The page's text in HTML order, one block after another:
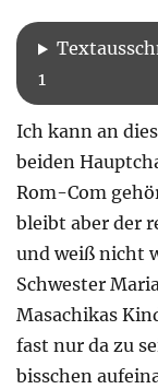
1
Ich kann an
beiden
Rom-Com
bleibt aber der
und weiß nicht
Schwester
Masachikas
fast nur da zu
bisschen